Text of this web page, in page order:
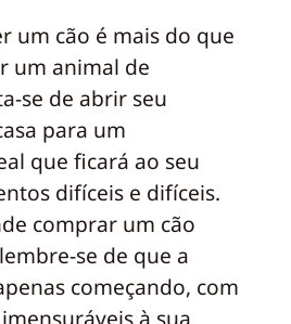
um cão é mais do que
um animal de
se de abrir seu
para um
que ficará ao seu
difíceis e difíceis.
comprar um cão
se de que a
começando, com